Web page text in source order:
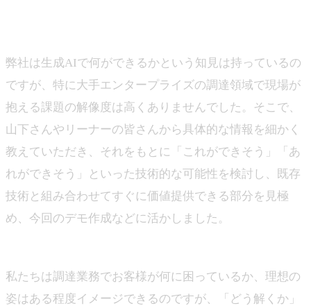
弊社は生成AIで何ができるかという知見は持っているの
ですが、特に大手エンタープライズの調達領域で現場が
抱える課題の解像度は高くありませんでした。そこで、
山下さんやリーナーの皆さんから具体的な情報を細かく
教えていただき、それをもとに「これができそう」「あ
れができそう」といった技術的な可能性を検討し、既存
技術と組み合わせてすぐに価値提供できる部分を見極
め、今回のデモ作成などに活かしました。
私たちは調達業務でお客様が何に困っているか、理想の
姿はある程度イメージできるのですが、「どう解くか」